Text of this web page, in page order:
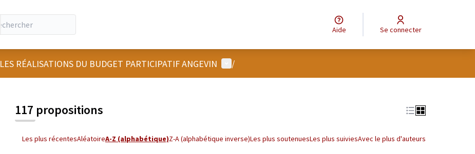
Aide Se connecter
LES RÉALISATIONS DU BUDGET PARTICIPATIF ANGEVIN Menu utilisateur
/
117 propositions
Les plus récentesAléatoireA-Z (alphabétique)Z-A (alphabétique inverse)Les plus soutenuesLes plus suiviesAvec le plus d'auteurs